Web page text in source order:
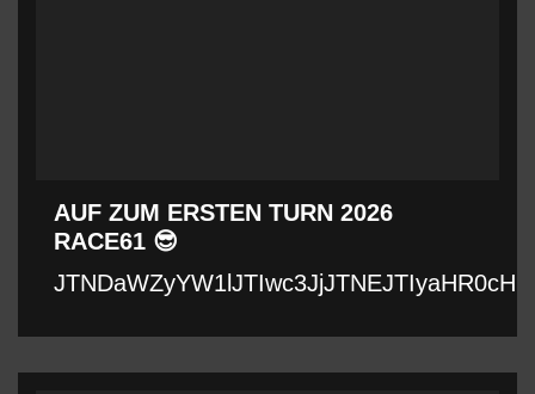
AUF ZUM ERSTEN TURN 2026
RACE61 😎